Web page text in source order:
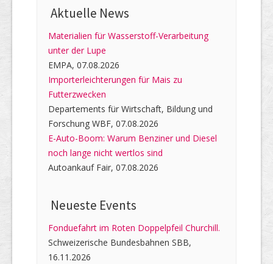
Aktuelle News
Materialien für Wasserstoff-Verarbeitung
unter der Lupe
EMPA, 07.08.2026
Importerleichterungen für Mais zu
Futterzwecken
Departements für Wirtschaft, Bildung und
Forschung WBF, 07.08.2026
E-Auto-Boom: Warum Benziner und Diesel
noch lange nicht wertlos sind
Autoankauf Fair, 07.08.2026
Neueste Events
Fonduefahrt im Roten Doppelpfeil Churchill.
Schweizerische Bundesbahnen SBB,
16.11.2026